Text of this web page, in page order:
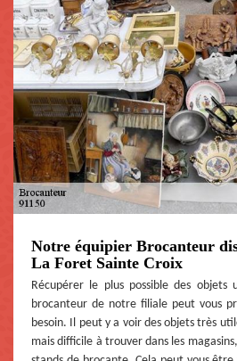
Notre équipier Brocanteur
La Foret Sainte Croix
Récupérer le plus possible des objets
brocanteur de notre filiale peut vous
besoin. Il peut y a voir des objets très
mais difficile à trouver dans les